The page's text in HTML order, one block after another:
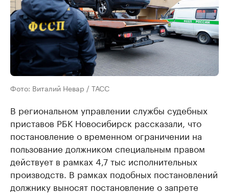
Фото: Виталий Невар / ТАСС
В региональном управлении службы судебных
приставов РБК Новосибирск рассказали, что
постановление о временном ограничении на
пользование должником специальным правом
действует в рамках 4,7 тыс исполнительных
производств. В рамках подобных постановлений
должнику выносят постановление о запрете